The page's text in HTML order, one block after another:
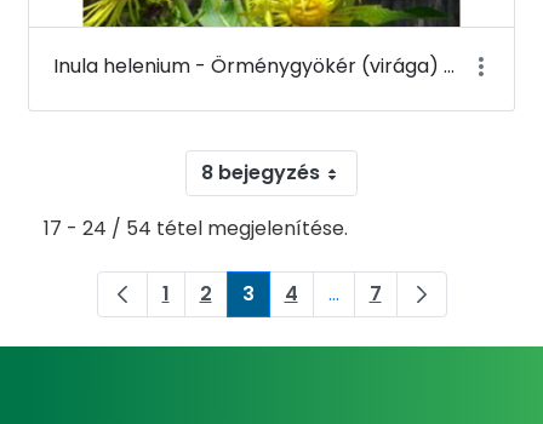
Inula helenium - Örménygyökér (virága) - Budai Arborétum
8 bejegyzés
17 - 24 / 54 tétel megjelenítése.
Oldal
1 Oldal
2 Oldal
3 Oldal
4 ...Köztes oldalak
Oldal
7